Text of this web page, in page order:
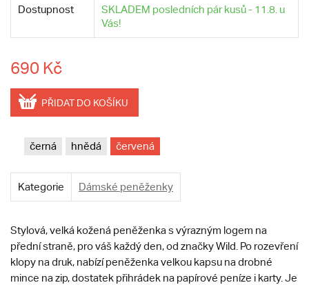
Dostupnost
SKLADEM posledních pár kusů - 11.8. u
Vás!
690 Kč
PŘIDAT DO KOŠÍKU
černá hnědá červená
Kategorie Dámské peněženky
Stylová, velká kožená peněženka s výrazným logem na
přední straně, pro váš každý den, od značky Wild. Po rozevření
klopy na druk, nabízí peněženka velkou kapsu na drobné
mince na zip, dostatek přihrádek na papírové peníze i karty. Je